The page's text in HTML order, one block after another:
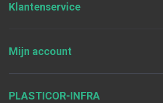
Klantenservice
Mijn account
PLASTICOR-INFRA